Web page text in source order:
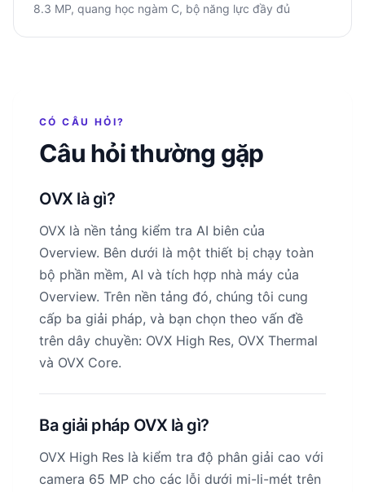
8.3 MP, quang học ngàm C, bộ năng lực đầy đủ
CÓ CÂU HỎI?
Câu hỏi thường gặp
OVX là gì?
OVX là nền tảng kiểm tra AI biên của
Overview. Bên dưới là một thiết bị chạy toàn
bộ phần mềm, AI và tích hợp nhà máy của
Overview. Trên nền tảng đó, chúng tôi cung
cấp ba giải pháp, và bạn chọn theo vấn đề
trên dây chuyền: OVX High Res, OVX Thermal
và OVX Core.
Ba giải pháp OVX là gì?
OVX High Res là kiểm tra độ phân giải cao với
camera 65 MP cho các lỗi dưới mi-li-mét trên